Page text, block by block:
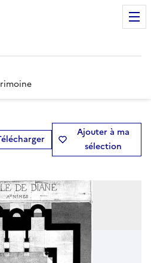
Ajouter à ma
sélection